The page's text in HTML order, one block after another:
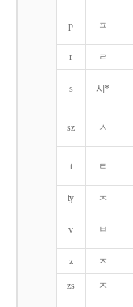
p ㅍ
r ㄹ
s 시*
sz ㅅ
t ㅌ
ty ㅊ
v ㅂ
z ㅈ
zs ㅈ